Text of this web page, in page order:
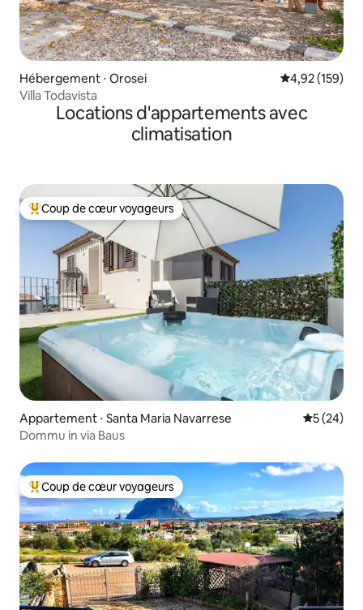
Hébergement ⋅ Orosei Évaluation
4,92 (159)
Villa Todavista
Locations d'appartements avec
climatisation
Coups de cœur voyageurs les plus appréciés
Coup de cœur voyageurs
Appartement ⋅ Santa Maria Navarrese
5 (24)
Dommu in via Baus
Coups de cœur voyageurs les plus appréciés
Coup de cœur voyageurs